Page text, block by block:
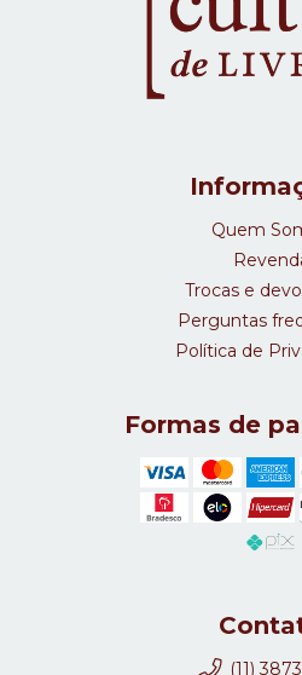
Quem
Trocas e
Perguntas
Política de
Formas de
(11)